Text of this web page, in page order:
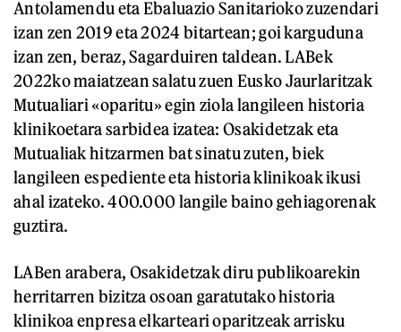
Antolamendu eta Ebaluazio Sanitarioko zuzendari
izan zen 2019 eta 2024 bitartean; goi karguduna
izan zen, beraz, Sagarduiren taldean. LABek
2022ko maiatzean salatu zuen Eusko Jaurlaritzak
Mutualiari «oparitu» egin ziola langileen historia
klinikoetara sarbidea izatea: Osakidetzak eta
Mutualiak hitzarmen bat sinatu zuten, biek
langileen espediente eta historia klinikoak ikusi
ahal izateko. 400.000 langile baino gehiagorenak
guztira.
LABen arabera, Osakidetzak diru publikoarekin
herritarren bizitza osoan garatutako historia
klinikoa enpresa elkarteari oparitzeak arrisku